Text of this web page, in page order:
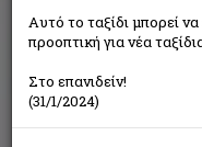
Αυτό το ταξίδι μπορεί
προοπτική για νέα
Στο επανιδείν!
(31/1/2024)